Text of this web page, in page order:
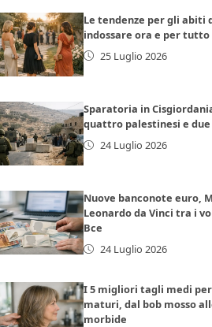
Le tendenze per gli abiti
indossare ora e per tutto
25 Luglio 2026
Sparatoria in
quattro palestinesi e
24 Luglio 2026
Nuove banconote euro,
Leonardo da Vinci tra i
Bce
24 Luglio 2026
I 5 migliori tagli medi
maturi, dal bob mosso
morbide